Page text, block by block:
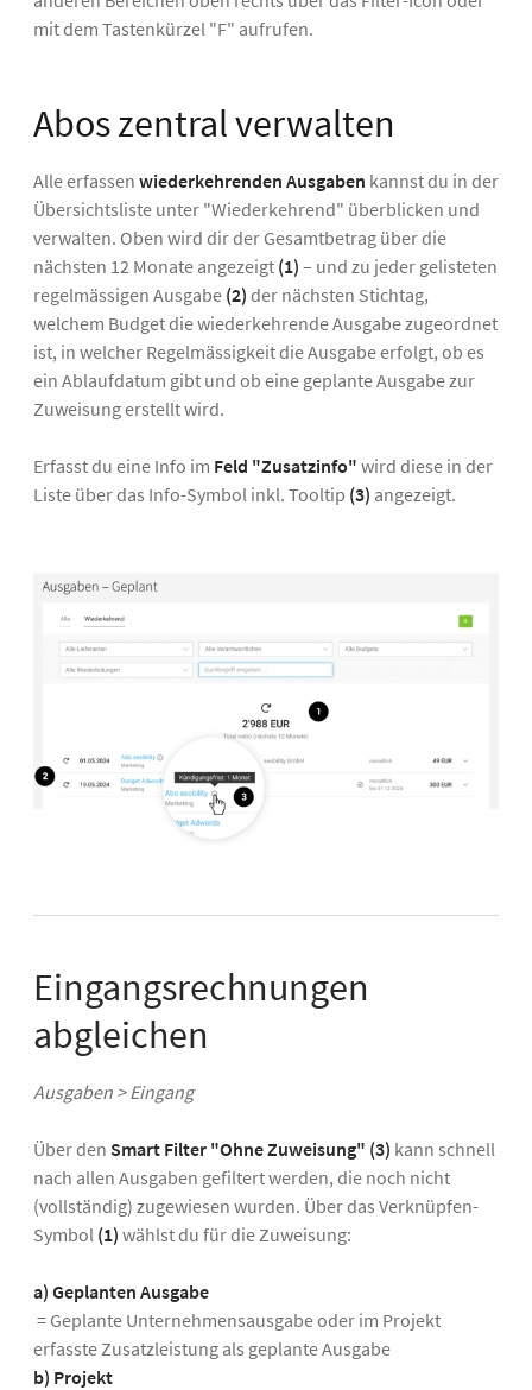
mit dem Tastenkürzel "F" aufrufen.
Abos zentral verwalten
Alle erfassen wiederkehrenden Ausgaben kannst du in der
Übersichtsliste unter "Wiederkehrend" überblicken und
verwalten. Oben wird dir der Gesamtbetrag über die
nächsten 12 Monate angezeigt (1) – und zu jeder gelisteten
regelmässigen Ausgabe (2) der nächsten Stichtag,
welchem Budget die wiederkehrende Ausgabe zugeordnet
ist, in welcher Regelmässigkeit die Ausgabe erfolgt, ob es
ein Ablaufdatum gibt und ob eine geplante Ausgabe zur
Zuweisung erstellt wird.
Erfasst du eine Info im Feld "Zusatzinfo" wird diese in der
Liste über das Info-Symbol inkl. Tooltip (3) angezeigt.
Eingangsrechnungen
abgleichen
Ausgaben > Eingang
Über den Smart Filter "Ohne Zuweisung" (3) kann schnell
nach allen Ausgaben gefiltert werden, die noch nicht
(vollständig) zugewiesen wurden. Über das Verknüpfen-
Symbol (1) wählst du für die Zuweisung:
a) Geplanten Ausgabe
= Geplante Unternehmensausgabe oder im Projekt
erfasste Zusatzleistung als geplante Ausgabe
b) Projekt